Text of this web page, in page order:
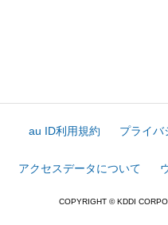
au ID利用規約 プライバ
アクセスデータについて
COPYRIGHT © KDDI